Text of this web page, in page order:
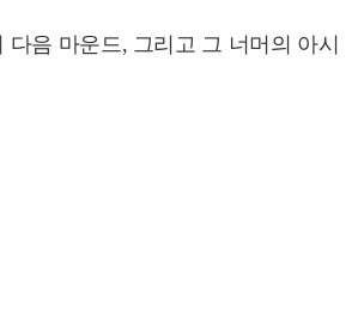
음 마운드, 그리고 그 너머의 아시